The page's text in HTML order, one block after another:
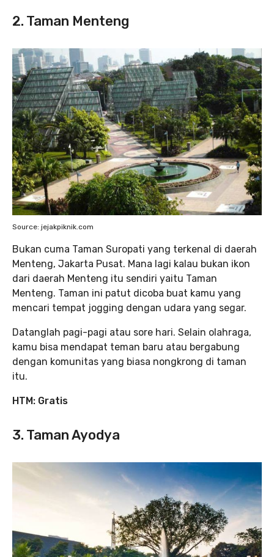
2. Taman Menteng
Source: jejakpiknik.com
Bukan cuma Taman Suropati yang terkenal di daerah
Menteng, Jakarta Pusat. Mana lagi kalau bukan ikon
dari daerah Menteng itu sendiri yaitu Taman
Menteng. Taman ini patut dicoba buat kamu yang
mencari tempat jogging dengan udara yang segar.
Datanglah pagi-pagi atau sore hari. Selain olahraga,
kamu bisa mendapat teman baru atau bergabung
dengan komunitas yang biasa nongkrong di taman
itu.
HTM: Gratis
3. Taman Ayodya